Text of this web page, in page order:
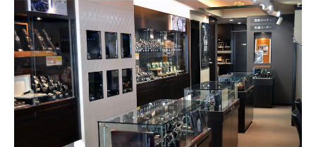
CHOPARD
ショパール
SEIKO
セイコー
GLASHUTTE ORIGINA
L
グラスヒュッテ・オリジ
ナル
CHRONOSWISS
クロノスイス
ALAIN SILBERSTEIN
アラン・シルベスタイン
CITIZEN
シチズン
BLANCPAIN
ブランパン
BOLDR Supply Compan
y
ボルダー・サプライ・カ
ンパニー
BOVET
ボヴェ
BREGUET
ブレゲ
BREITLING
ブライトリング
BRUNO SOHNLE Glash
utte
ブルーノ・ゾンレー・ グ
ラスヒュッテ